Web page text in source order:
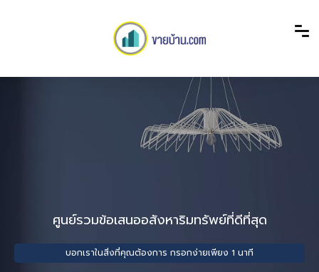
ศูนย์รวมข้อเสนออสังหาริมทรัพย์ที่ดีที่สุด
บอกเราในสิ่งที่คุณต้องการ กรอกง่ายเพียง 1 นาที